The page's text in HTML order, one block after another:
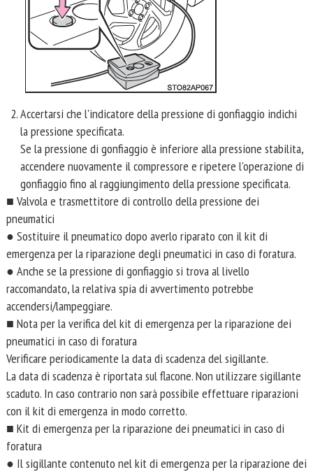
Accertarsi che l'indicatore della pressione di gonfiaggio indichi
la pressione specificata.
Se la pressione di gonfiaggio è inferiore alla pressione stabilita,
accendere nuovamente il compressore e ripetere l'operazione di
gonfiaggio fino al raggiungimento della pressione specificata.
■ Valvola e trasmettitore di controllo della pressione dei
pneumatici
● Sostituire il pneumatico dopo averlo riparato con il kit di
emergenza per la riparazione degli pneumatici in caso di foratura.
● Anche se la pressione di gonfiaggio si trova al livello
raccomandato, la relativa spia di avvertimento potrebbe
accendersi/lampeggiare.
■ Nota per la verifica del kit di emergenza per la riparazione dei
pneumatici in caso di foratura
Verificare periodicamente la data di scadenza del sigillante.
La data di scadenza è riportata sul flacone. Non utilizzare sigillante
scaduto. In caso contrario non sarà possibile effettuare riparazioni
con il kit di emergenza in modo corretto.
■ Kit di emergenza per la riparazione dei pneumatici in caso di
foratura
● Il sigillante contenuto nel kit di emergenza per la riparazione dei